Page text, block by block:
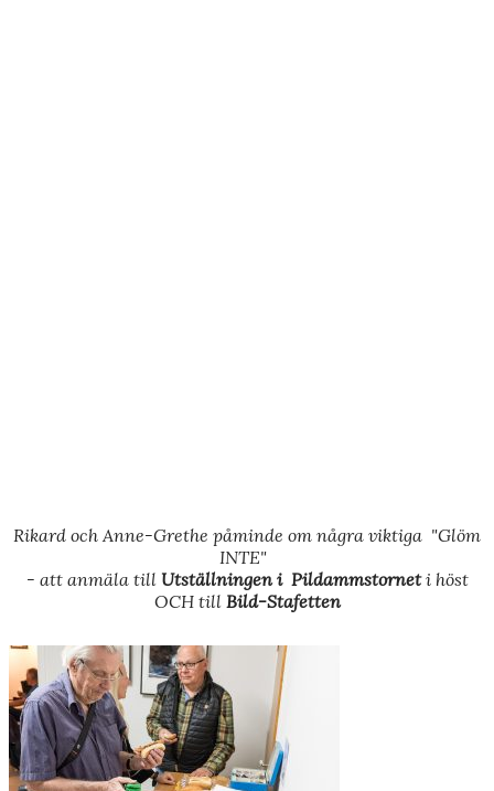
Rikard och Anne-Grethe påminde om några viktiga "Glöm
INTE"
- att anmäla till Utställningen i Pildammstorneti höst
OCH till Bild-Stafetten